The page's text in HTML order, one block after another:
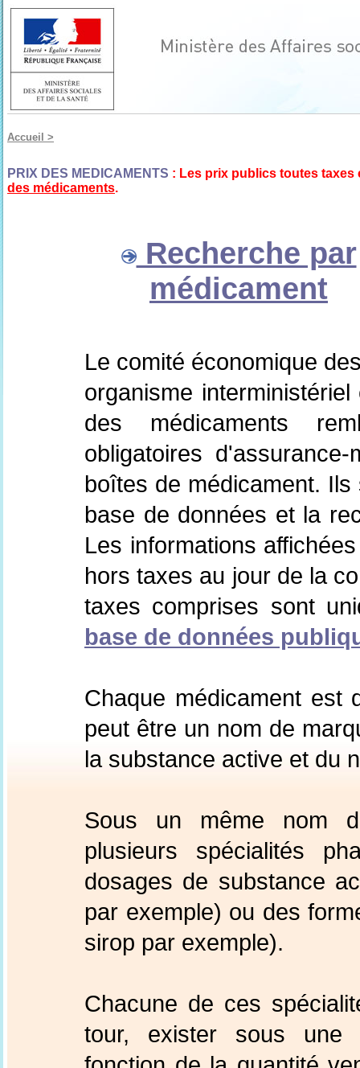
Accueil >
PRIX DES MEDICAMENTS : Les prix publics toutes
des médicaments.
Recherche par
médicament
Le comité économique
organisme
des médicaments
obligatoires
boîtes de médicament.
base de données et la
Les informations
hors taxes au jour de la
taxes comprises sont
base de données
Chaque médicament est
peut être un nom de
la substance active et du
Sous un même nom
plusieurs spécialités
dosages de substance
par exemple) ou des
sirop par exemple).
Chacune de ces
tour, exister sous une